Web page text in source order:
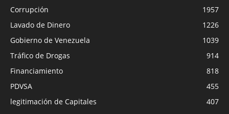
Corrupción
1957
Lavado de Dinero
1226
Gobierno de Venezuela
1039
Tráfico de Drogas
914
Financiamiento
818
PDVSA
455
legitimación de Capitales
407